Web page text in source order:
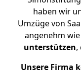
haben wir
Umzüge von
angenehm
unterstützen,
Unsere Firma